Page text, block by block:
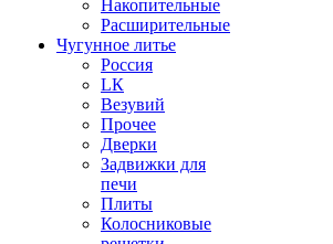
Накопительные
Расширительные
Чугунное литье
Россия
LК
Везувий
Прочее
Дверки
Задвижки для
печи
Плиты
Колосниковые